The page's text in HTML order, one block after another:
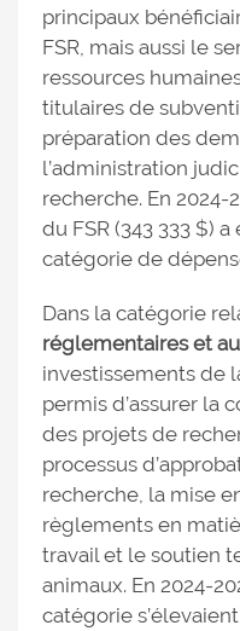
principaux
FSR, mais aussi le
ressources
titulaires de
préparation des
l’administration
recherche. En 2024-
du FSR (343 333 $)
catégorie de
Dans la catégorie
réglementaires et
investissements de
permis d’assurer la
des projets de
processus
recherche, la mise
règlements en
travail et le soutien
animaux. En 2024-
catégorie